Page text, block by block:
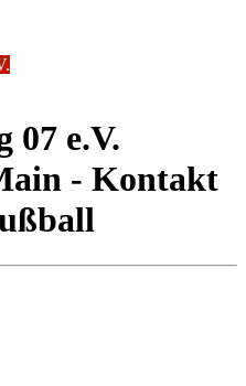
07 e.V.
- Kontakt